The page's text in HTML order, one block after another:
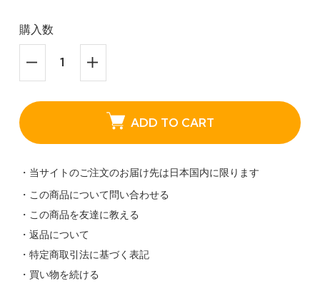
購入数
ADD TO CART
・当サイトのご注文のお届け先は日本国内に限ります
・この商品について問い合わせる
・この商品を友達に教える
・返品について
・特定商取引法に基づく表記
・買い物を続ける